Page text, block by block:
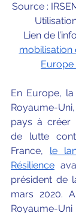
Source :
Lien de
mobilisation
Europe
En Europe, la
Royaume-
pays à créer
de lutte
France, le
Résilience
président de
mars 2020.
Royaume-